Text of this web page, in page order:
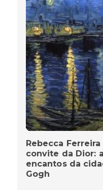
Rebecca
convite da Dior:
encantos da
Gogh